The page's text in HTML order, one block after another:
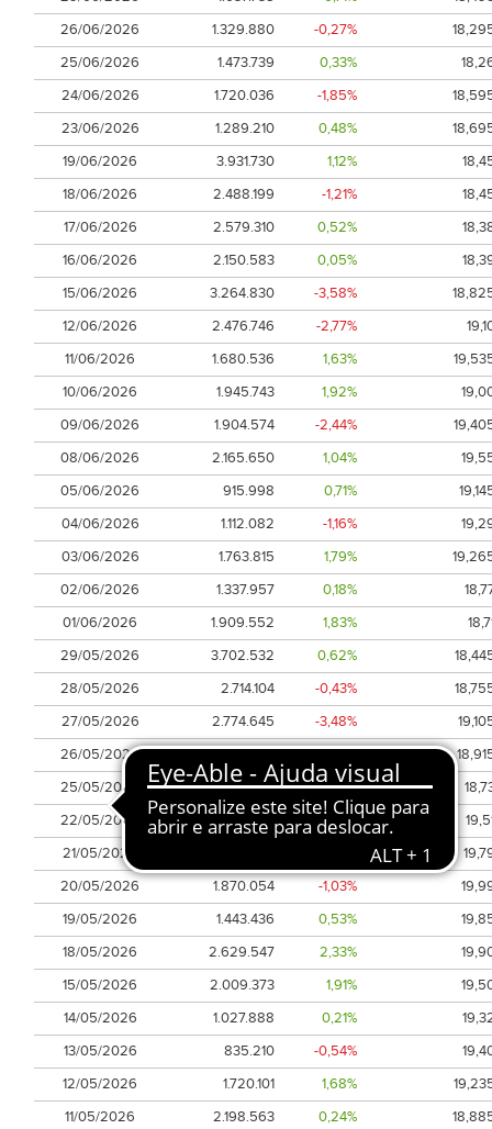
26/06/2026
1.329.880 -0,27%
25/06/2026
1.473.739 0,33%
24/06/2026
1.720.036 -1,85%
23/06/2026
1.289.210 0,48%
19/06/2026
3.931.730 1,12%
18/06/2026
2.488.199 -1,21%
17/06/2026
2.579.310 0,52%
16/06/2026
2.150.583 0,05%
15/06/2026
3.264.830 -3,58%
12/06/2026
2.476.746 -2,77%
11/06/2026
1.680.536 1,63%
10/06/2026
1.945.743 1,92%
09/06/2026
1.904.574 -2,44%
08/06/2026
2.165.650 1,04%
05/06/2026
915.998 0,71%
04/06/2026
1.112.082 -1,16%
03/06/2026
1.763.815 1,79%
02/06/2026
1.337.957 0,18%
01/06/2026
1.909.552 1,83%
29/05/2026
3.702.532 0,62%
28/05/2026
2.714.104 -0,43%
27/05/2026
2.774.645 -3,48%
26/05/2026
2.256.939 1,72%
25/05/2026
784.213 -0,79%
22/05/2026
2.650.170 -3,07%
21/05/2026
20/05/2026
1.870.054 -1,03%
19/05/2026
1.443.436 0,53%
18/05/2026
2.629.547 2,33%
15/05/2026
2.009.373 1,91%
14/05/2026
1.027.888 0,21%
13/05/2026
835.210 -0,54%
12/05/2026
1.720.101 1,68%
11/05/2026
2.198.563 0,24%